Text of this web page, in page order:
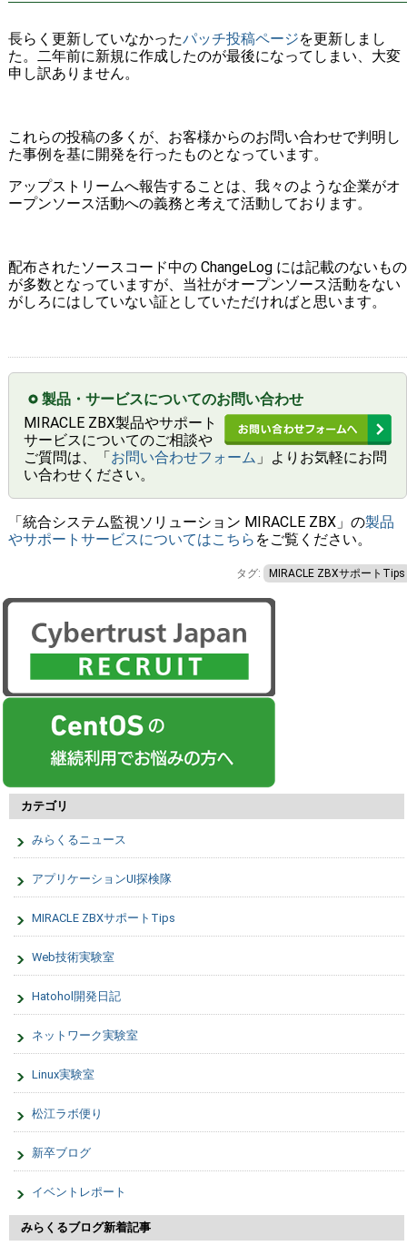
長らく更新していなかったパッチ投稿ページを更新しまし
た。二年前に新規に作成したのが最後になってしまい、大変
申し訳ありません。
これらの投稿の多くが、お客様からのお問い合わせで判明し
た事例を基に開発を行ったものとなっています。
アップストリームへ報告することは、我々のような企業がオ
ープンソース活動への義務と考えて活動しております。
配布されたソースコード中の ChangeLog には記載のないもの
が多数となっていますが、当社がオープンソース活動をない
がしろにはしていない証としていただければと思います。
製品・サービスについてのお問い合わせ
MIRACLE ZBX製品やサポート
サービスについてのご相談や
ご質問は、「お問い合わせフォーム 」よりお気軽にお問
い合わせください。
「統合システム監視ソリューション MIRACLE ZBX」の製品
やサポートサービスについてはこちら をご覧ください。
タグ: MIRACLE ZBXサポートTips
カテゴリ
みらくるニュース
アプリケーションUI探検隊
MIRACLE ZBXサポートTips
Web技術実験室
Hatohol開発日記
ネットワーク実験室
Linux実験室
松江ラボ便り
新卒ブログ
イベントレポート
みらくるブログ新着記事